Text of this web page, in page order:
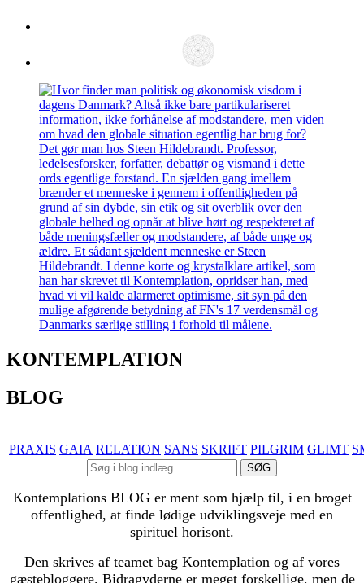
KONTEMPLATION
BLOG
PRAXIS GAIA RELATION SANS SKRIFT PILGRIM GLIMT
SØG
Kontemplations BLOG er ment som hjælp til, i en broget
offentlighed, at finde lødige udviklingsveje med en
spirituel horisont.
Den skrives af teamet bag Kontemplation og af vores
gæstebloggere. Bidragyderne er meget forskellige, men de